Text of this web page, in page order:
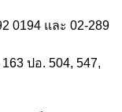
0194 และ 02-289
ปอ. 504, 547,